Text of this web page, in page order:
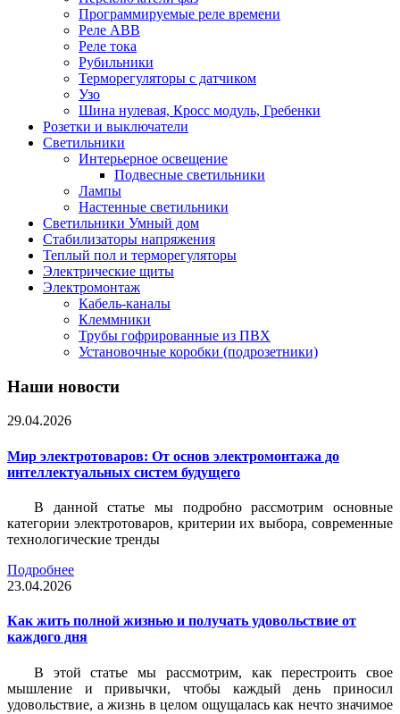
Программируемые реле времени
Реле ABB
Реле тока
Рубильники
Терморегуляторы с датчиком
Узо
Шина нулевая, Кросс модуль, Гребенки
Розетки и выключатели
Светильники
Интерьерное освещение
Подвесные светильники
Лампы
Настенные светильники
Светильники Умный дом
Стабилизаторы напряжения
Теплый пол и терморегуляторы
Электрические щиты
Электромонтаж
Кабель-каналы
Клеммники
Трубы гофрированные из ПВХ
Установочные коробки (подрозетники)
Наши новости
29.04.2026
Мир электротоваров: От основ электромонтажа до
интеллектуальных систем будущего
В данной статье мы подробно рассмотрим основные
категории электротоваров, критерии их выбора, современные
технологические тренды
Подробнее
23.04.2026
Как жить полной жизнью и получать удовольствие от
каждого дня
В этой статье мы рассмотрим, как перестроить свое
мышление и привычки, чтобы каждый день приносил
удовольствие, а жизнь в целом ощущалась как нечто значимое